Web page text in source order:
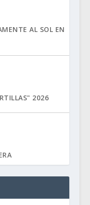
AL SOL EN
2026